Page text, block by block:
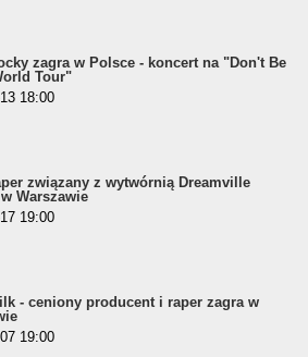
zagra w Polsce - koncert na "Don't Be
Tour"
18:00
związany z wytwórnią Dreamville
Warszawie
19:00
- ceniony producent i raper zagra w
19:00